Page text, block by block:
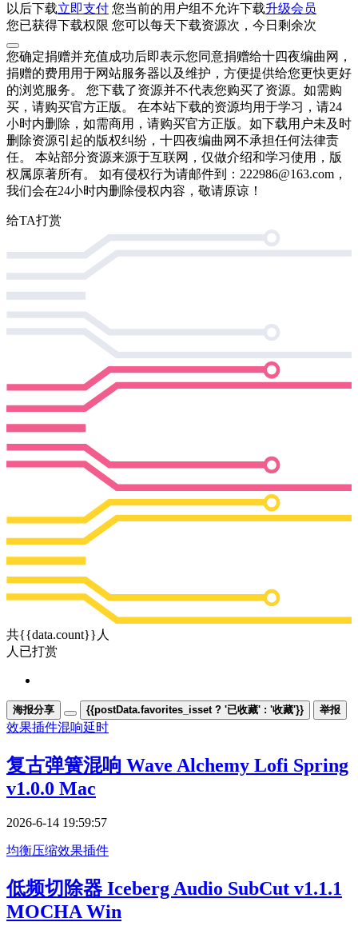
以后下载立即支付 您当前的用户组不允许下载升级会员
您已获得下载权限 您可以每天下载资源次，今日剩余次
您确定捐赠并充值成功后即表示您同意捐赠给十四夜编曲网，
捐赠的费用用于网站服务器以及维护，方便提供给您更快更好
的浏览服务。 您下载了资源并不代表您购买了资源。如需购
买，请购买官方正版。 在本站下载的资源均用于学习，请24
小时内删除，如需商用，请购买官方正版。如下载用户未及时
删除资源引起的版权纠纷，十四夜编曲网不承担任何法律责
任。 本站部分资源来源于互联网，仅做介绍和学习使用，版
权属原著所有。 如有侵权行为请邮件到：222986@163.com，
我们会在24小时内删除侵权内容，敬请原谅！
给TA打赏
共{{data.count}}人
人已打赏
海报分享 {{postData.favorites_isset ? '已收藏' : '收藏'}} 举报
效果插件混响延时
复古弹簧混响 Wave Alchemy Lofi Spring
v1.0.0 Mac
2026-6-14 19:59:57
均衡压缩效果插件
低频切除器 Iceberg Audio SubCut v1.1.1
MOCHA Win